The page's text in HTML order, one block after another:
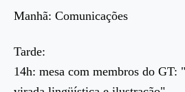
Manhã: Comunicações
Tarde:
14h: mesa com membros do GT: